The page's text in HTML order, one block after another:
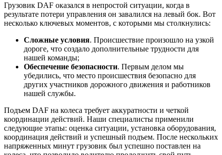
Грузовик DAF оказался в непростой ситуации, когда в
результате потери управления он завалился на левый бок. Вот
несколько ключевых моментов, с которыми мы столкнулись:
Сложные условия. Происшествие произошло на узкой
дороге, что создало дополнительные трудности для
нашей команды;
Обеспечение безопасности. Первым делом мы
убедились, что место происшествия безопасно для
других участников дорожного движения и работников
нашей службы.
Подъем DAF на колеса требует аккуратности и четкой
координации действий. Наши специалисты применили
следующие этапы: оценка ситуации, установка оборудования,
координация действий и успешный подъем. После нескольких
напряженных минут грузовик был успешно поставлен на